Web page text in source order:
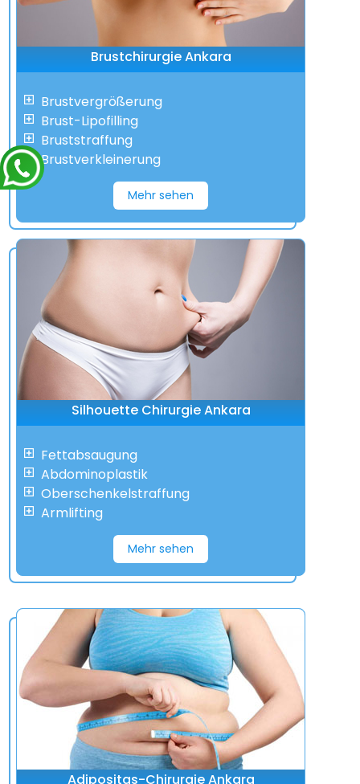
Brustchirurgie Ankara
Brustvergrößerung
Brust-Lipofilling
Bruststraffung
Brustverkleinerung
Mehr sehen
Silhouette Chirurgie Ankara
Fettabsaugung
Abdominoplastik
Oberschenkelstraffung
Armlifting
Mehr sehen
Adipositas-Chirurgie Ankara